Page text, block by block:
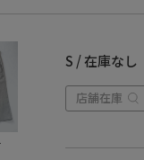
S / 在庫なし
店舗在庫